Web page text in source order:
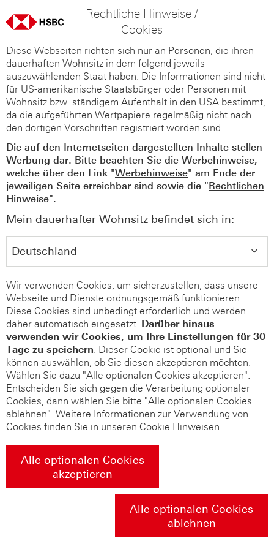
Rechtliche Hinweise /
Cookies
Diese Webseiten richten sich nur an Personen, die ihren
dauerhaften Wohnsitz in dem folgend jeweils
auszuwählenden Staat haben. Die Informationen sind nicht
für US-amerikanische Staatsbürger oder Personen mit
Wohnsitz bzw. ständigem Aufenthalt in den USA bestimmt,
da die aufgeführten Wertpapiere regelmäßig nicht nach
den dortigen Vorschriften registriert worden sind.
Die auf den Internetseiten dargestellten Inhalte stellen
Werbung dar. Bitte beachten Sie die Werbehinweise,
welche über den Link "Werbehinweise" am Ende der
jeweiligen Seite erreichbar sind sowie die "Rechtlichen
Hinweise".
Mein dauerhafter Wohnsitz befindet sich in:
Wir verwenden Cookies, um sicherzustellen, dass unsere
Webseite und Dienste ordnungsgemäß funktionieren.
Diese Cookies sind unbedingt erforderlich und werden
daher automatisch eingesetzt. Darüber hinaus
verwenden wir Cookies, um Ihre Einstellungen für 30
Tage zu speichern. Dieser Cookie ist optional und Sie
können auswählen, ob Sie diesen akzeptieren möchten.
Wählen Sie dazu "Alle optionalen Cookies akzeptieren".
Entscheiden Sie sich gegen die Verarbeitung optionaler
Cookies, dann wählen Sie bitte "Alle optionalen Cookies
ablehnen". Weitere Informationen zur Verwendung von
Cookies finden Sie in unseren Cookie Hinweisen.
Alle optionalen Cookies
akzeptieren
Alle optionalen Cookies
ablehnen